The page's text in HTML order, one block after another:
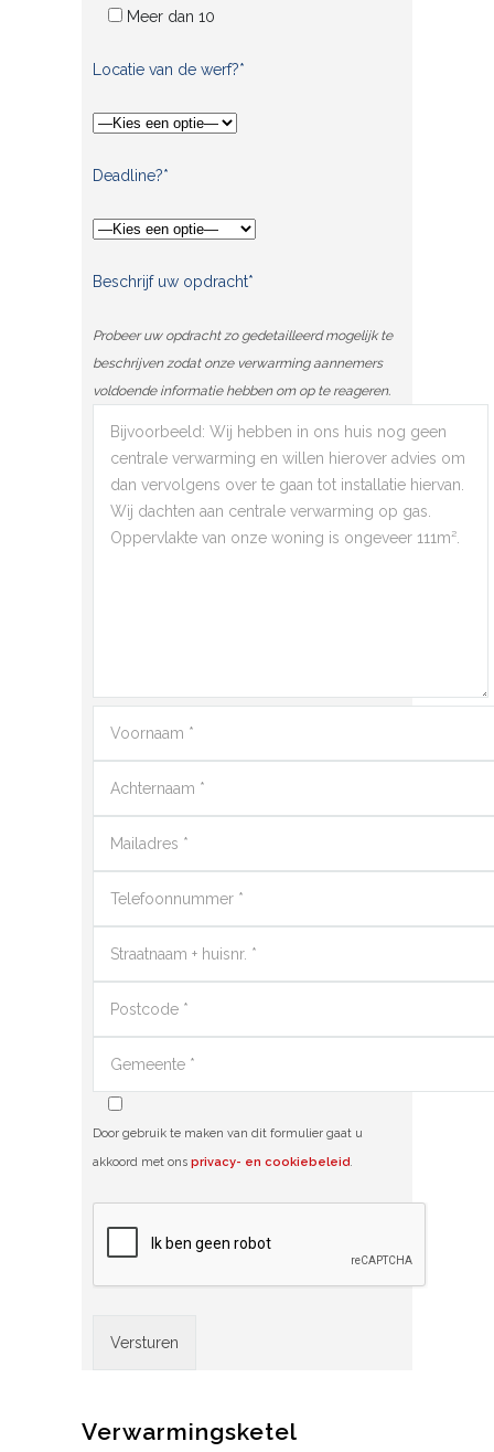
Meer dan 10
Locatie van de werf?*
Deadline?*
Beschrijf uw opdracht*
Probeer uw opdracht zo gedetailleerd mogelijk te
beschrijven zodat onze verwarming aannemers
voldoende informatie hebben om op te reageren.
Door gebruik te maken van dit formulier gaat u
akkoord met ons privacy- en cookiebeleid.
Verwarmingsketel